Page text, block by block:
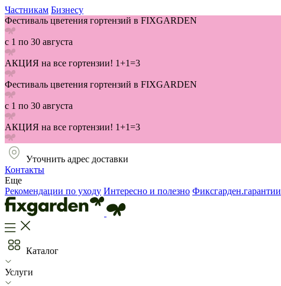
Частникам Бизнесу
Фестиваль цветения гортензий в FIXGARDEN
с 1 по 30 августа
АКЦИЯ на все гортензии! 1+1=3
Фестиваль цветения гортензий в FIXGARDEN
с 1 по 30 августа
АКЦИЯ на все гортензии! 1+1=3
Уточнить адрес доставки
Контакты
Еще
Рекомендации по уходу Интересно и полезно Фиксгарден.гарантии
Каталог
Услуги